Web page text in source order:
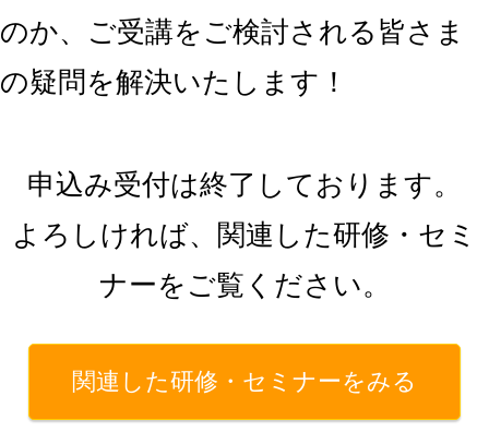
のか、ご受講をご検討される皆さま
の疑問を解決いたします！
申込み受付は終了しております。
よろしければ、関連した研修・セミ
ナーをご覧ください。
関連した研修・セミナーをみる